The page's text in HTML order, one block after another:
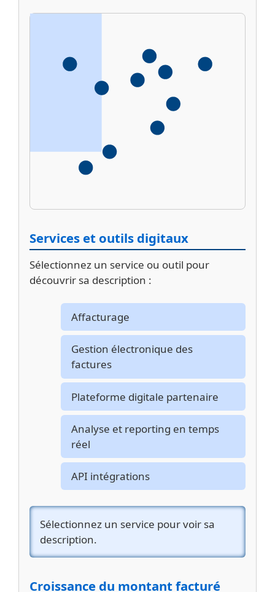
Services et outils digitaux
Sélectionnez un service ou outil pour
découvrir sa description :
Affacturage
Gestion électronique des
factures
Plateforme digitale partenaire
Analyse et reporting en temps
réel
API intégrations
Sélectionnez un service pour voir sa
description.
Croissance du montant facturé